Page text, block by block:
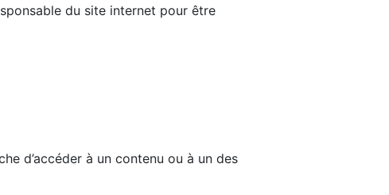
du site internet pour être
d’accéder à un contenu ou à un des